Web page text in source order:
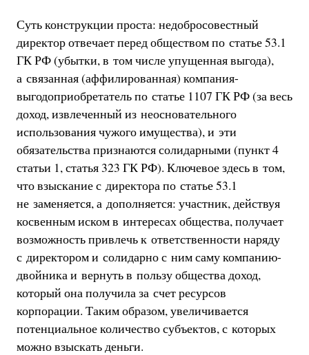
Суть конструкции проста: недобросовестный
директор отвечает перед обществом по статье 53.1
ГК РФ (убытки, в том числе упущенная выгода),
а связанная (аффилированная) компания-
выгодоприобретатель по статье 1107 ГК РФ (за весь
доход, извлеченный из неосновательного
использования чужого имущества), и эти
обязательства признаются солидарными (пункт 4
статьи 1, статья 323 ГК РФ). Ключевое здесь в том,
что взыскание с директора по статье 53.1
не заменяется, а дополняется: участник, действуя
косвенным иском в интересах общества, получает
возможность привлечь к ответственности наряду
с директором и солидарно с ним саму компанию-
двойника и вернуть в пользу общества доход,
который она получила за счет ресурсов
корпорации. Таким образом, увеличивается
потенциальное количество субъектов, с которых
можно взыскать деньги.